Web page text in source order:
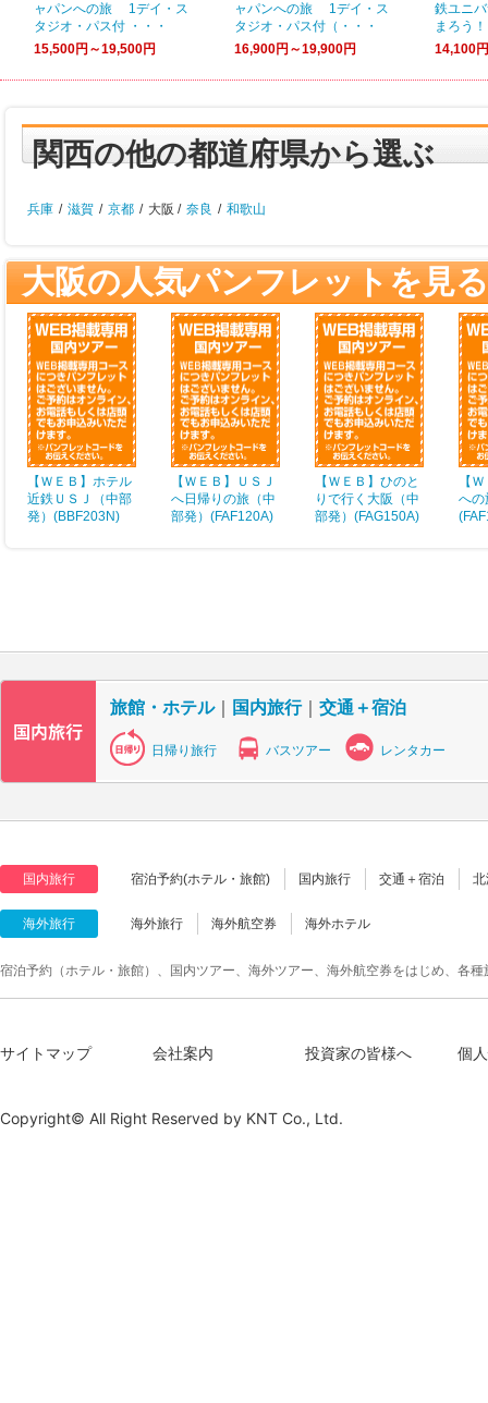
ャパンへの旅 1デイ・ス
タジオ・パス付 ・・・
15,500円～19,500円
ャパンへの旅 1デイ・ス
タジオ・パス付（・・・
16,900円～19,900円
鉄ユニ
まろう
14,100
関西の他の都道府県から選ぶ
兵庫 / 滋賀 / 京都 / 大阪 / 奈良 / 和歌山
大阪の人気パンフレットを見る
【ＷＥＢ】ホテル
近鉄ＵＳＪ（中部
発）(BBF203N)
【ＷＥＢ】ＵＳＪ
へ日帰りの旅（中
部発）(FAF120A)
【ＷＥＢ】ひのと
りで行く大阪（中
部発）(FAG150A)
【
への
旅館・ホテル｜ 国内旅行｜ 交通＋宿泊
日帰り旅行 バスツアー レンタカー
国内旅行 宿泊予約(ホテル・旅館) 国内旅行 交通＋宿泊
海外旅行 海外旅行 海外航空券 海外ホテル
宿泊予約（ホテル・旅館）、国内ツアー、海外ツアー、海外航空券をはじめ、各
サイトマップ 会社案内 投資家の皆様へ 個
Copyright© All Right Reserved by KNT Co., Ltd.